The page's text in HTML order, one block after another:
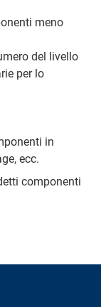
meno
del livello
per lo
in
ecc.
componenti